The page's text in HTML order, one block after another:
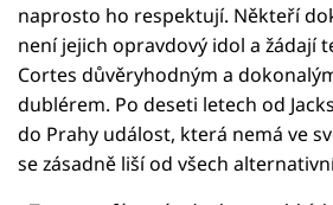
naprosto ho respektují. Někteří
není jejich opravdový idol a žádají
Cortes důvěryhodným a
dublérem. Po deseti letech od
do Prahy událost, která nemá ve
se zásadně liší od všech